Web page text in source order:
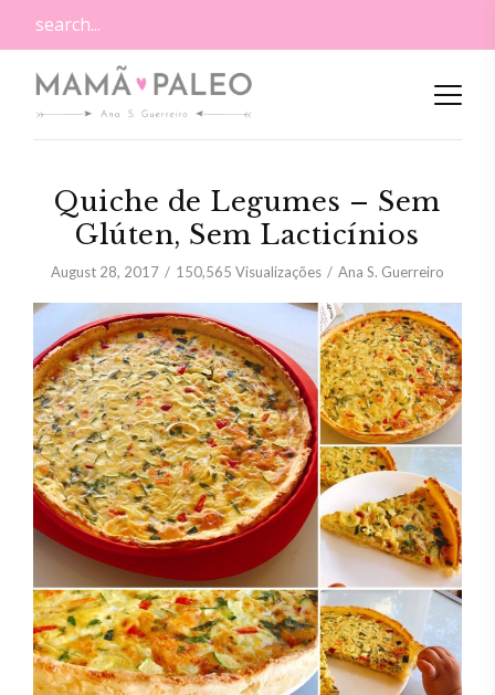
Quiche de Legumes – Sem
Glúten, Sem Lacticínios
August 28, 2017 150,565 Visualizações Ana S. Guerreiro